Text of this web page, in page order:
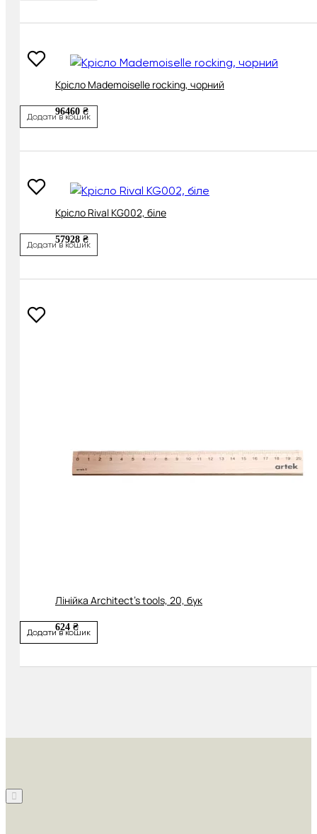
Крісло Mademoiselle rocking, чорний
96460 ₴
Додати в кошик
Крісло Rival KG002, біле
57928 ₴
Додати в кошик
Лінійка Architect's tools, 20, бук
624 ₴
Додати в кошик